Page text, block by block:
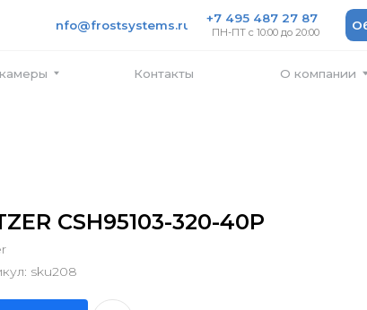
Обратный звонок
+7 495 487 27 87
ПН-ПТ с 10:00 до 20:00
CSH95103-320-40P
sku208